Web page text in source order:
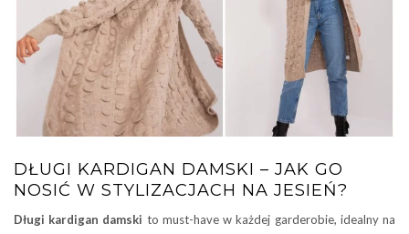
DŁUGI KARDIGAN DAMSKI – JAK GO
NOSIĆ W STYLIZACJACH NA JESIEŃ?
Długi kardigan damski to must-have w każdej garderobie, idealny na